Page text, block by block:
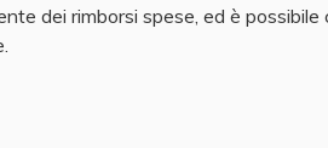
dei rimborsi spese, ed è possibile